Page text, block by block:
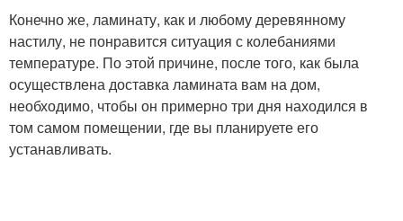
Конечно же, ламинату, как и любому деревянному
настилу, не понравится ситуация с колебаниями
температуре. По этой причине, после того, как была
осуществлена доставка ламината вам на дом,
необходимо, чтобы он примерно три дня находился в
том самом помещении, где вы планируете его
устанавливать.